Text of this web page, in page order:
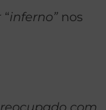
inferno”nos
com